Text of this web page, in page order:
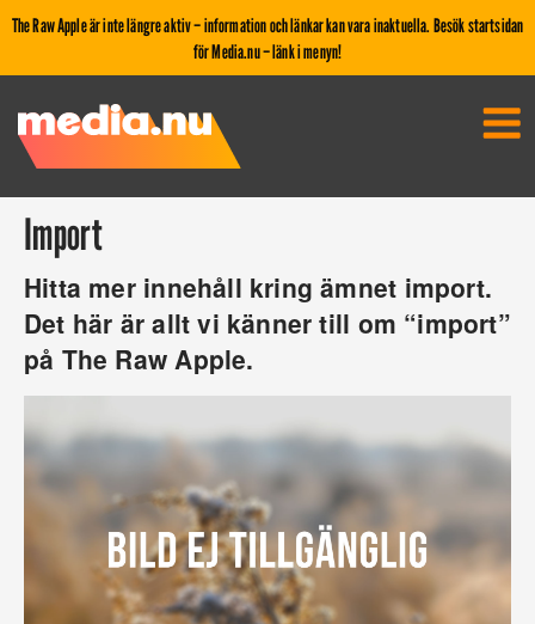
The Raw Apple är inte längre aktiv – information och länkar kan vara inaktuella. Besök startsidan
för Media.nu – länk i menyn!
Import
Hitta mer innehåll kring ämnet import.
Det här är allt vi känner till om “import”
på The Raw Apple.